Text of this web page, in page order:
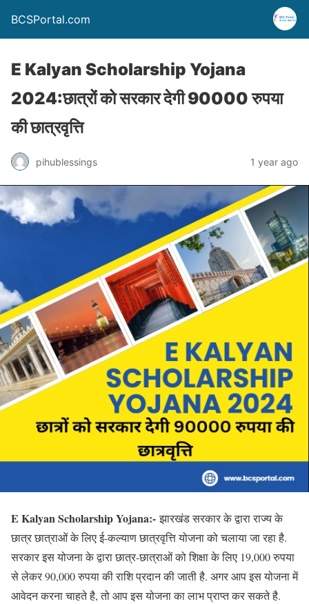
BCSPortal.com
E Kalyan Scholarship Yojana
2024:छात्रों को सरकार देगी 90000 रुपया
की छात्रवृत्ति
pihublessings 1 year ago
E Kalyan Scholarship Yojana:-झारखंड सरकार के द्वारा राज्य के
छात्र छात्राओं के लिए ई-कल्याण छात्रवृत्ति योजना को चलाया जा रहा है.
सरकार इस योजना के द्वारा छात्र-छात्राओं को शिक्षा के लिए 19,000 रुपया
से लेकर 90,000 रुपया की राशि प्रदान की जाती है. अगर आप इस योजना में
आवेदन करना चाहते है, तो आप इस योजना का लाभ प्राप्त कर सकते है.